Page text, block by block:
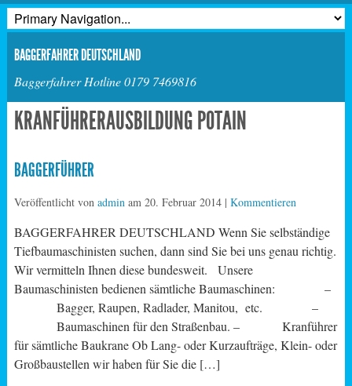
BAGGERFAHRER DEUTSCHLAND
Baggerfahrer Hotline 0179 7469816
KRANFÜHRERAUSBILDUNG POTAIN
BAGGERFÜHRER
Veröffentlicht von adminam 20. Februar 2014| Kommentieren
BAGGERFAHRER DEUTSCHLAND Wenn Sie selbständige
Tiefbaumaschinisten suchen, dann sind Sie bei uns genau richtig.
Wir vermitteln Ihnen diese bundesweit. Unsere
Baumaschinisten bedienen sämtliche Baumaschinen: –
Bagger, Raupen, Radlader, Manitou, etc. –
Baumaschinen für den Straßenbau. – Kranführer
für sämtliche Baukrane Ob Lang- oder Kurzaufträge, Klein- oder
Großbaustellen wir haben für Sie die […]